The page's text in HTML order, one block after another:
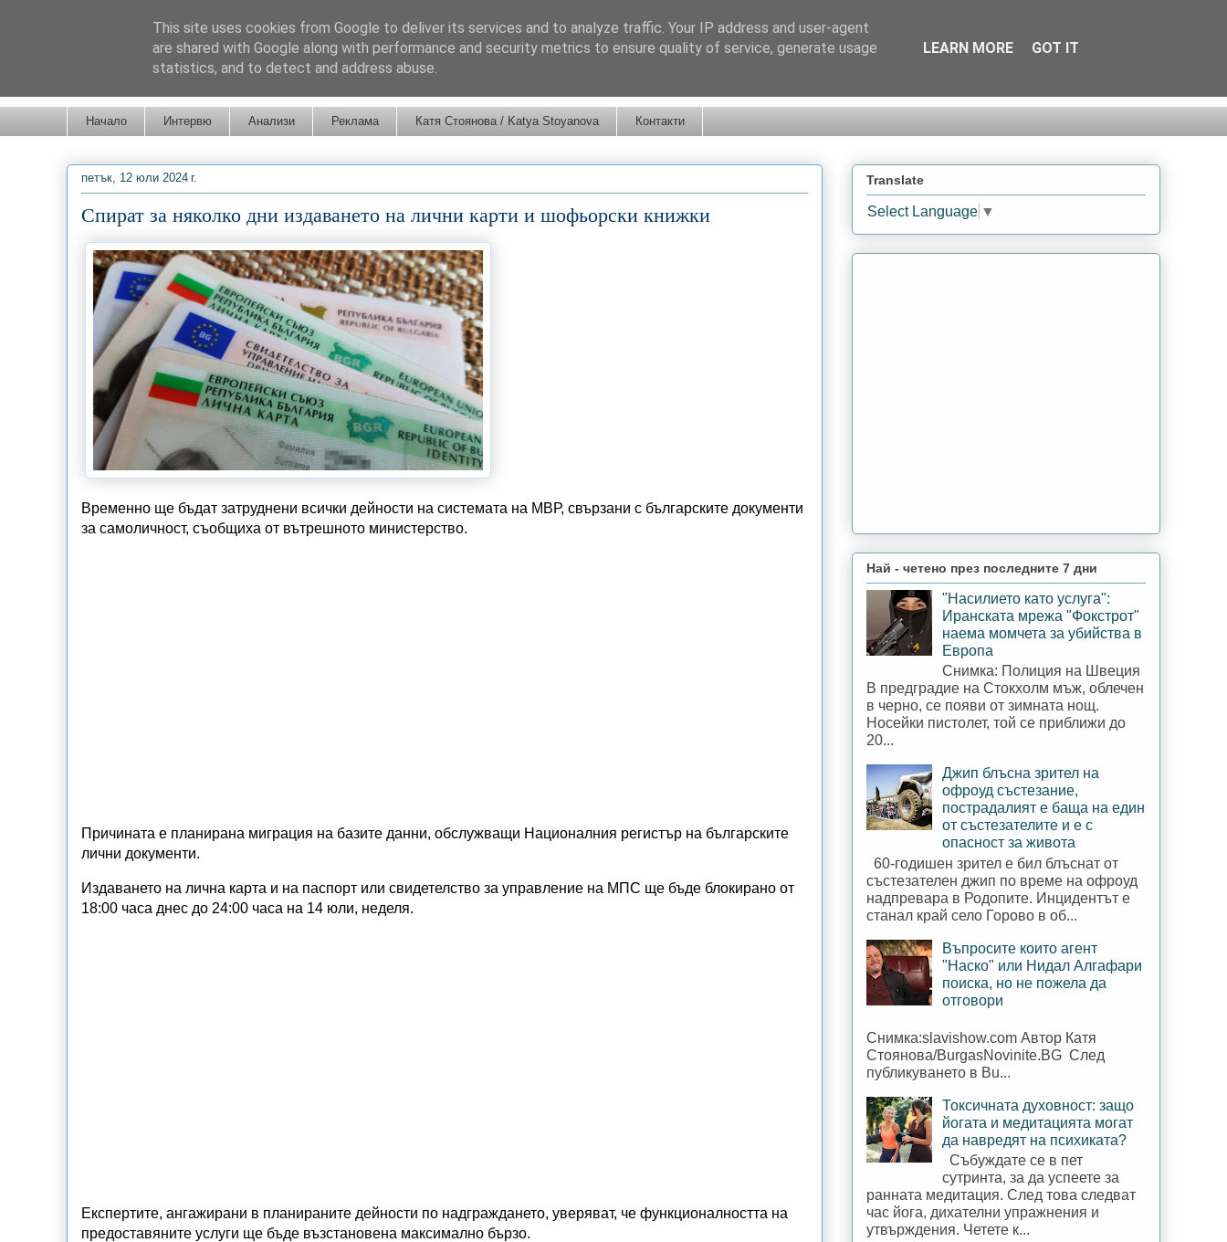
Начало Интервю Анализи Реклама Катя Стоянова / Katya Stoyanova Контакти
петък, 12 юли 2024 г.
Спират за няколко дни издаването на лични карти и шофьорски книжки
Временно ще бъдат затруднени всички дейности на системата на МВР, свързани с българските документи
за самоличност, съобщиха от вътрешното министерство.
Причината е планирана миграция на базите данни, обслужващи Националния регистър на българските
лични документи.
Издаването на лична карта и на паспорт или свидетелство за управление на МПС ще бъде блокирано от
18:00 часа днес до 24:00 часа на 14 юли, неделя.
Експертите, ангажирани в планираните дейности по надграждането, уверяват, че функционалността на
предоставяните услуги ще бъде възстановена максимално бързо.
Translate
Select Language ▼
Най - четено през последните 7 дни
"Насилието като услуга":
Иранската мрежа "Фокстрот"
наема момчета за убийства в
Европа
Снимка: Полиция на Швеция
В предградие на Стокхолм мъж, облечен
в черно, се появи от зимната нощ.
Носейки пистолет, той се приближи до
20...
Джип блъсна зрител на
офроуд състезание,
пострадалият е баща на един
от състезателите и е с
опасност за живота
60-годишен зрител е бил блъснат от
състезателен джип по време на офроуд
надпревара в Родопите. Инцидентът е
станал край село Горово в об...
Въпросите които агент
"Наско" или Нидал Алгафари
поиска, но не пожела да
отговори
Снимка:slavishow.com Автор Катя
Стоянова/BurgasNovinite.BG След
публикуването в Bu...
Токсичната духовност: защо
йогата и медитацията могат
да навредят на психиката?
Събуждате се в пет
сутринта, за да успеете за
ранната медитация. След това следват
час йога, дихателни упражнения и
утвърждения. Четете к...
This site uses cookies from Google to deliver its services and to analyze traffic. Your IP address and user-agent
are shared with Google along with performance and security metrics to ensure quality of service, generate usage
statistics, and to detect and address abuse.
LEARN MORE GOT IT